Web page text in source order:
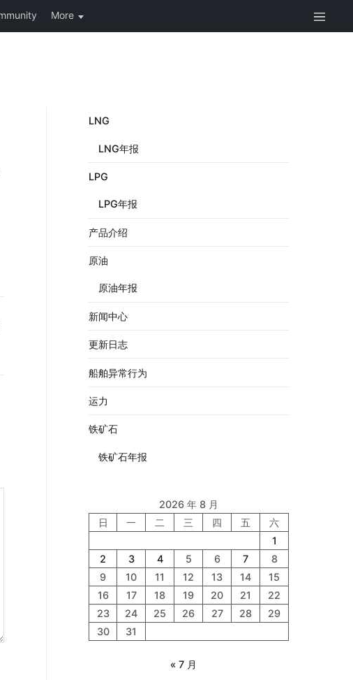
LNG
LNG年报
LPG
LPG年报
产品介绍
原油
原油年报
新闻中心
更新日志
船舶异常行为
运力
铁矿石
铁矿石年报
2026 年 8 月
日
一 二 三 四 五
六
1
2
3 4 5 6 7
8
9
10 11 12 13 14
15
16
17 18 19 20 21
22
23
24 25 26 27 28
29
30
31
« 7 月